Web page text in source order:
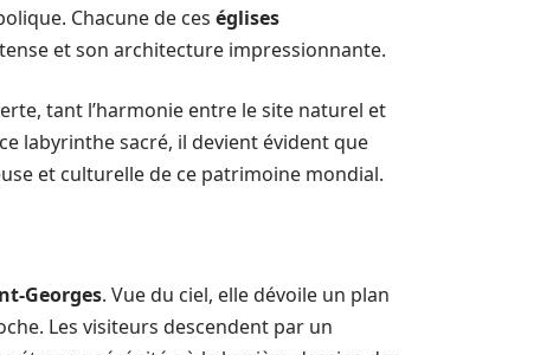
Chacune de ces églises
et son architecture impressionnante.
tant l’harmonie entre le site naturel et
labyrinthe sacré, il devient évident que
et culturelle de ce patrimoine mondial.
Georges. Vue du ciel, elle dévoile un plan
Les visiteurs descendent par un